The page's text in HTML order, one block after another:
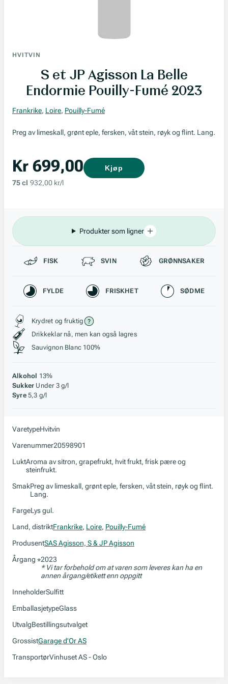
HVITVIN
S et JP Agisson La Belle
Endormie Pouilly-Fumé 2023
Frankrike, Loire, Pouilly-Fumé
Preg av limeskall, grønt eple, fersken, våt stein, røyk og flint. Lang.
Kr 699,00
75 cl 932,00 kr/l
Kjøp
Produkter som ligner
Passer til
FISK SVIN GRØNNSAKER
Karakteristikk
FYLDE FRISKHET SØDME
Stil, lagring og råstoff
Krydret og fruktig
Drikkeklar nå, men kan også lagres
Sauvignon Blanc 100%
Alkohol 13%
Sukker Under 3 g/l
Syre 5,3 g/l
VaretypeHvitvin
Varenummer20598901
LuktAroma av sitron, grapefrukt, hvit frukt, frisk pære og
steinfrukt.
SmakPreg av limeskall, grønt eple, fersken, våt stein, røyk og flint.
Lang.
FargeLys gul.
Land, distriktFrankrike, Loire, Pouilly-Fumé
ProdusentSAS Agisson, S & JP Agisson
Årgang *2023
* Vi tar forbehold om at varen som leveres kan ha en
annen årgang/etikett enn oppgitt
InneholderSulfitt
EmballasjetypeGlass
UtvalgBestillingsutvalget
GrossistGarage d'Or AS
TransportørVinhuset AS - Oslo